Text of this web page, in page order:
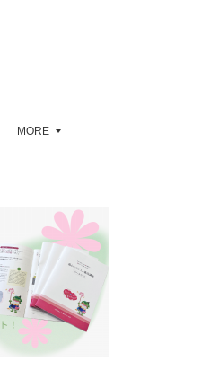
MORE